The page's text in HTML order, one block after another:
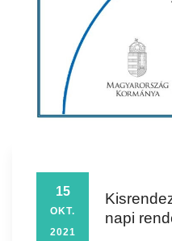
15
OKT.
2021
napi